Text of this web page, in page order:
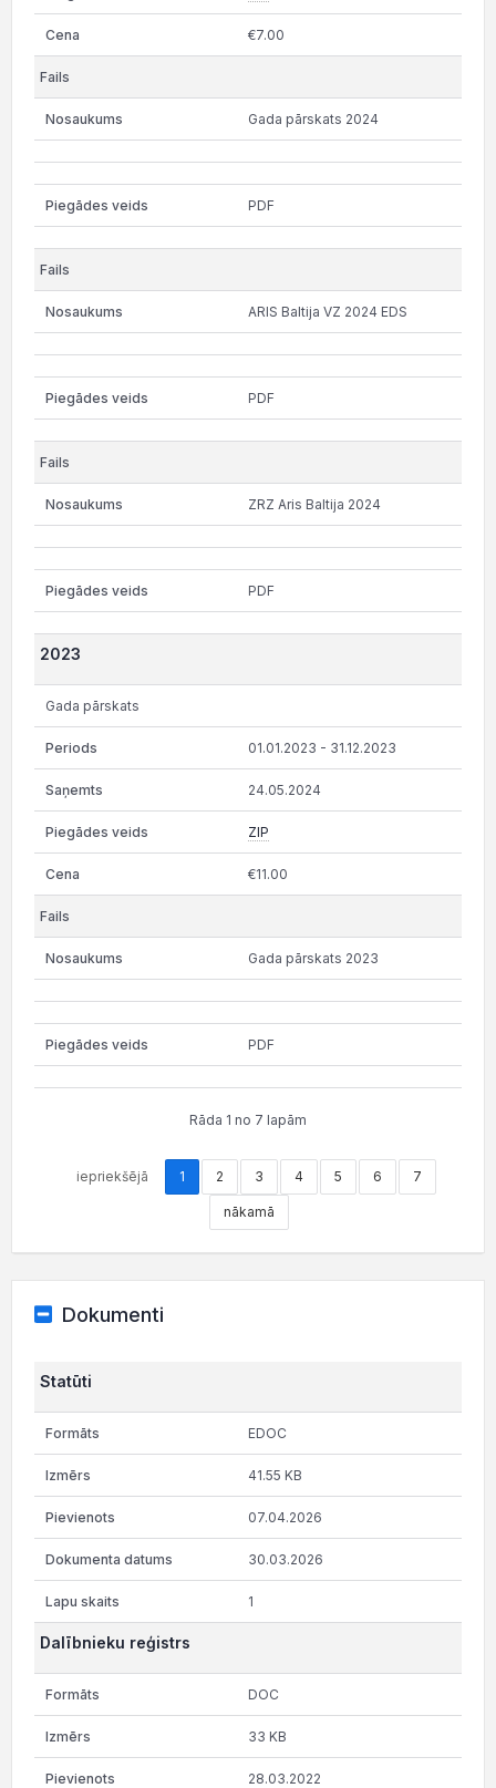
€7.00
Gada pārskats 2024
PDF
ARIS Baltija VZ 2024 EDS
PDF
ZRZ Aris Baltija 2024
PDF
2023
Gada pārskats
01.01.2023 - 31.12.2023
24.05.2024
ZIP
€11.00
Gada pārskats 2023
PDF
Rāda 1 no 7 lapām
iepriekšējā 1 2 3 4 5 6 7
nākamā
Dokumenti
Statūti
EDOC
41.55 KB
07.04.2026
30.03.2026
1
Dalībnieku reģistrs
DOC
33 KB
28.03.2022